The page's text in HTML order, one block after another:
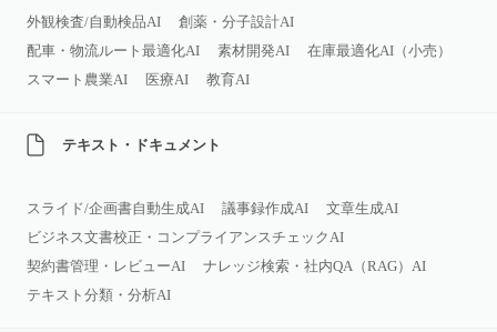
外観検査/自動検品AI
創薬・分子設計AI
配車・物流ルート最適化AI
素材開発AI
在庫最適化AI（小売）
スマート農業AI
医療AI 教育AI
テキスト・ドキュメント
スライド/企画書自動生成AI 議事録作成AI
文章生成AI
ビジネス文書校正・コンプライアンスチェックAI
契約書管理・レビューAI
ナレッジ検索・社内QA（RAG）AI
テキスト分類・分析AI